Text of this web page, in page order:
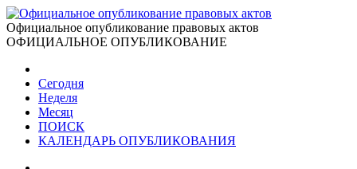
Официальное опубликование правовых актов
ОФИЦИАЛЬНОЕ ОПУБЛИКОВАНИЕ
Сегодня
Неделя
Месяц
ПОИСК
КАЛЕНДАРЬ ОПУБЛИКОВАНИЯ